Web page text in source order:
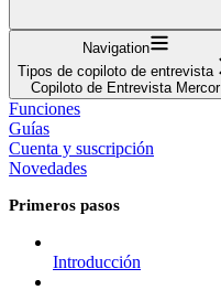
Navigation
Tipos de copiloto de entrevista
Copiloto de Entrevista Mercor
Funciones
Guías
Cuenta y suscripción
Novedades
Primeros pasos
Introducción